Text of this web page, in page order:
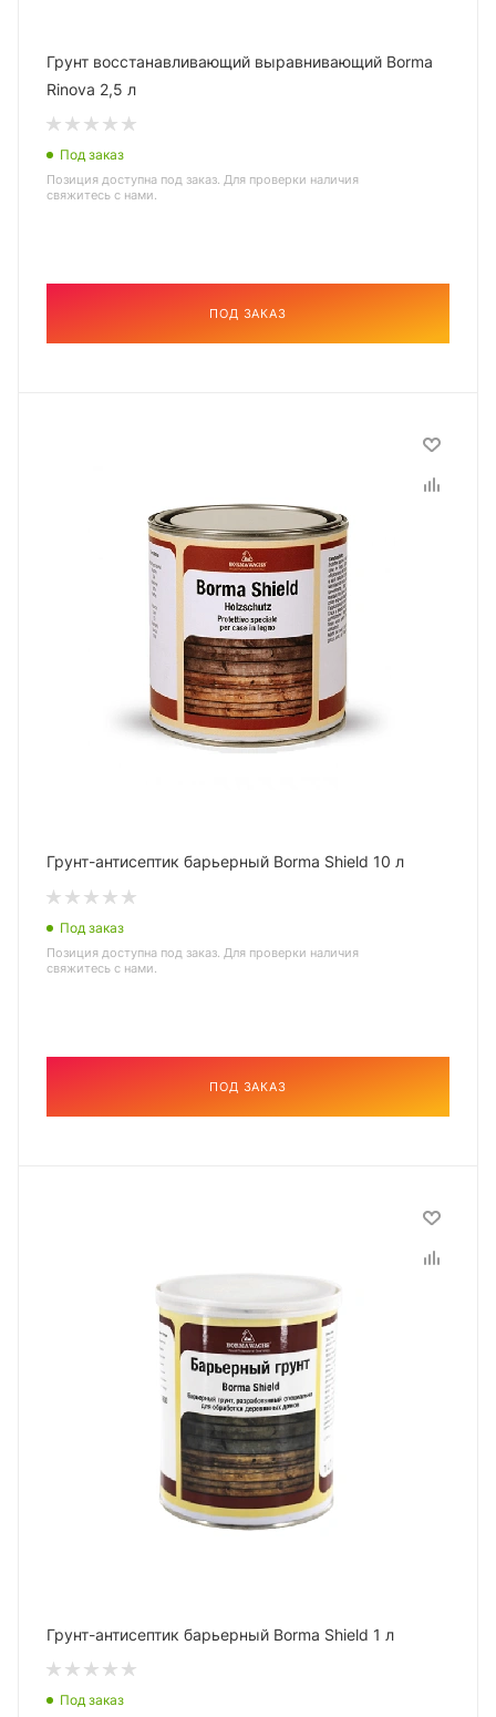
Грунт восстанавливающий выравнивающий Borma
Rinova 2,5 л
Под заказ
Позиция доступна под заказ. Для проверки наличия
свяжитесь с нами.
ПОД ЗАКАЗ
Грунт-антисептик барьерный Borma Shield 10 л
Под заказ
Позиция доступна под заказ. Для проверки наличия
свяжитесь с нами.
ПОД ЗАКАЗ
Грунт-антисептик барьерный Borma Shield 1 л
Под заказ